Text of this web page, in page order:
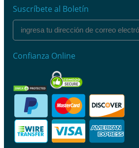
Suscríbete al Boletín
Confianza Online